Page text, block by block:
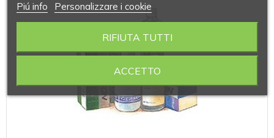
Piú info Personalizzare i cookie
RIFIUTA TUTTI
ACCETTO